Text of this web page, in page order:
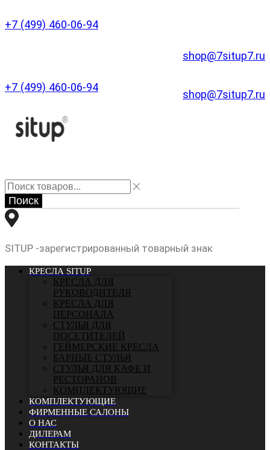
+7 (499) 460-06-94
shop@7situp7.ru
+7 (499) 460-06-94
shop@7situp7.ru
Поиск
SITUP -зарегистрированный товарный знак
КРЕСЛА SITUP
КРЕСЛА ДЛЯ
РУКОВОДИТЕЛЯ
КРЕСЛА ДЛЯ
ПЕРСОНАЛА
СТУЛЬЯ ДЛЯ
ПОСЕТИТЕЛЕЙ
ГЕЙМЕРСКИЕ КРЕСЛА
БАРНЫЕ СТУЛЬЯ
CТУЛЬЯ ДЛЯ КАФЕ И
РЕСТОРАНОВ
КОМПЛЕКТУЮЩИЕ
КОМПЛЕКТУЮЩИЕ
ФИРМЕННЫЕ САЛОНЫ
О НАС
ДИЛЕРАМ
КОНТАКТЫ